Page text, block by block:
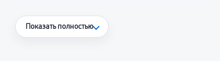
Что считается гарантийным случаем
Показать полностью